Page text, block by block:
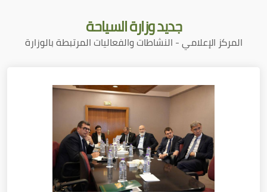
جديدوزارة السياحة
المركز الإعلامي - النشاطات والفعاليات المرتبطة بالوزارة